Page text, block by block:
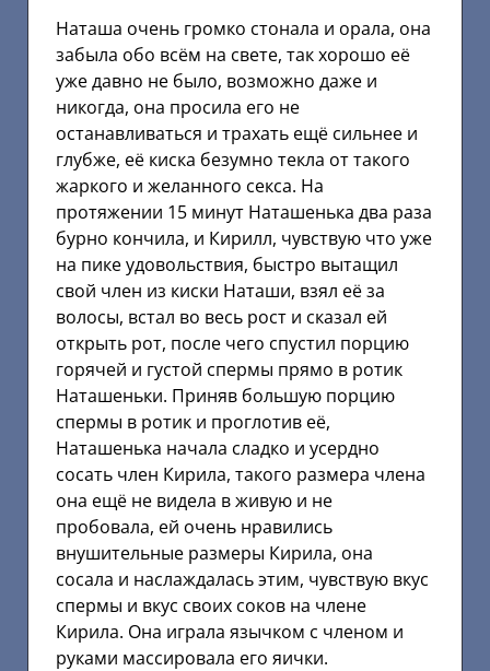
Наташа очень громко стонала и орала, она
забыла обо всём на свете, так хорошо её
уже давно не было, возможно даже и
никогда, она просила его не
останавливаться и трахать ещё сильнее и
глубже, её киска безумно текла от такого
жаркого и желанного секса. На
протяжении 15 минут Наташенька два раза
бурно кончила, и Кирилл, чувствую что уже
на пике удовольствия, быстро вытащил
свой член из киски Наташи, взял её за
волосы, встал во весь рост и сказал ей
открыть рот, после чего спустил порцию
горячей и густой спермы прямо в ротик
Наташеньки. Приняв большую порцию
спермы в ротик и проглотив её,
Наташенька начала сладко и усердно
сосать член Кирила, такого размера члена
она ещё не видела в живую и не
пробовала, ей очень нравились
внушительные размеры Кирила, она
сосала и наслаждалась этим, чувствую вкус
спермы и вкус своих соков на члене
Кирила. Она играла язычком с членом и
руками массировала его яички.